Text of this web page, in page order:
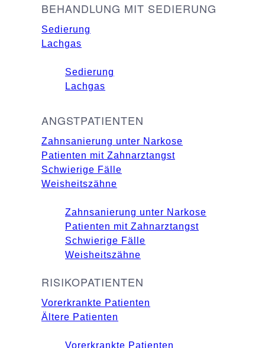
BEHANDLUNG MIT SEDIERUNG
Sedierung
Lachgas
Sedierung
Lachgas
ANGSTPATIENTEN
Zahnsanierung unter Narkose
Patienten mit Zahnarztangst
Schwierige Fälle
Weisheitszähne
Zahnsanierung unter Narkose
Patienten mit Zahnarztangst
Schwierige Fälle
Weisheitszähne
RISIKOPATIENTEN
Vorerkrankte Patienten
Ältere Patienten
Vorerkrankte Patienten